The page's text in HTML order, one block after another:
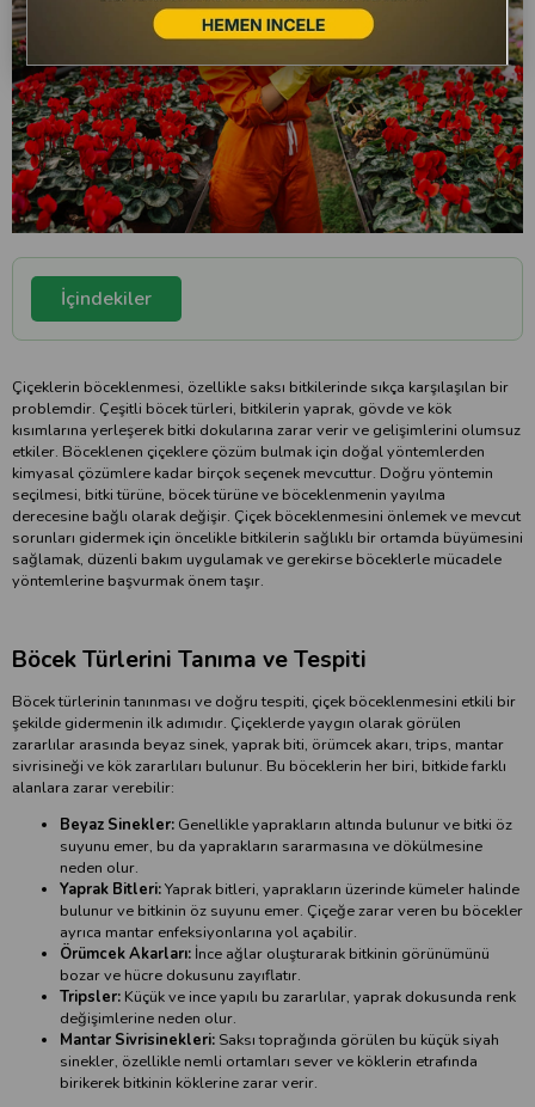
İçindekiler
Çiçeklerin böceklenmesi, özellikle saksı bitkilerinde sıkça karşılaşılan bir
problemdir. Çeşitli böcek türleri, bitkilerin yaprak, gövde ve kök
kısımlarına yerleşerek bitki dokularına zarar verir ve gelişimlerini olumsuz
etkiler. Böceklenen çiçeklere çözüm bulmak için doğal yöntemlerden
kimyasal çözümlere kadar birçok seçenek mevcuttur. Doğru yöntemin
seçilmesi, bitki türüne, böcek türüne ve böceklenmenin yayılma
derecesine bağlı olarak değişir. Çiçek böceklenmesini önlemek ve mevcut
sorunları gidermek için öncelikle bitkilerin sağlıklı bir ortamda büyümesini
sağlamak, düzenli bakım uygulamak ve gerekirse böceklerle mücadele
yöntemlerine başvurmak önem taşır.
Böcek Türlerini Tanıma ve Tespiti
Böcek türlerinin tanınması ve doğru tespiti, çiçek böceklenmesini etkili bir
şekilde gidermenin ilk adımıdır. Çiçeklerde yaygın olarak görülen
zararlılar arasında beyaz sinek, yaprak biti, örümcek akarı, trips, mantar
sivrisineği ve kök zararlıları bulunur. Bu böceklerin her biri, bitkide farklı
alanlara zarar verebilir:
Beyaz Sinekler: Genellikle yaprakların altında bulunur ve bitki öz
suyunu emer, bu da yaprakların sararmasına ve dökülmesine
neden olur.
Yaprak Bitleri:Yaprak bitleri, yaprakların üzerinde kümeler halinde
bulunur ve bitkinin öz suyunu emer. Çiçeğe zarar veren bu böcekler
ayrıca mantar enfeksiyonlarına yol açabilir.
Örümcek Akarları: İnce ağlar oluşturarak bitkinin görünümünü
bozar ve hücre dokusunu zayıflatır.
Tripsler: Küçük ve ince yapılı bu zararlılar, yaprak dokusunda renk
değişimlerine neden olur.
Mantar Sivrisinekleri: Saksı toprağında görülen bu küçük siyah
sinekler, özellikle nemli ortamları sever ve köklerin etrafında
birikerek bitkinin köklerine zarar verir.